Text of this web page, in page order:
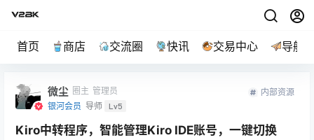
首页 商店 交流圈 快讯 交易中心 导航
微尘 圈主 管理员
银河会员 导师 Lv5
内部资源
Kiro中转程序，智能管理Kiro IDE账号，一键切换